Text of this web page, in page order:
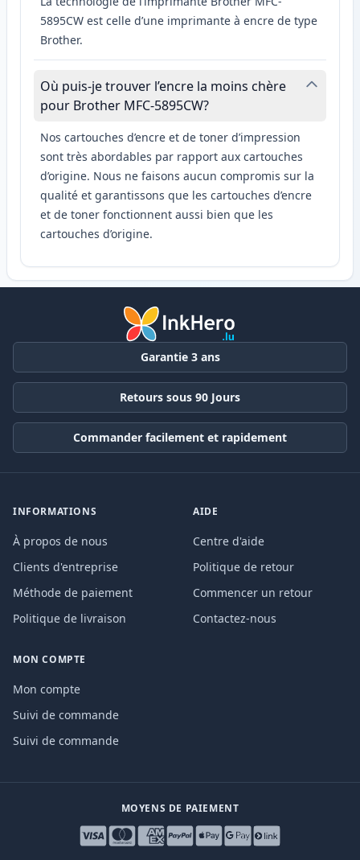
5895CW est celle d’une imprimante à encre de type
Brother.
Où puis-je trouver l’encre la moins chère
pour Brother MFC-5895CW?
Nos cartouches d’encre et de toner d’impression
sont très abordables par rapport aux cartouches
d’origine. Nous ne faisons aucun compromis sur la
qualité et garantissons que les cartouches d’encre
et de toner fonctionnent aussi bien que les
cartouches d’origine.
Garantie 3 ans
Retours sous 90 Jours
Commander facilement et rapidement
INFORMATIONS
À propos de nous
Clients d'entreprise
Méthode de paiement
Politique de livraison
AIDE
Centre d'aide
Politique de retour
Commencer un retour
Contactez-nous
MON COMPTE
Mon compte
Suivi de commande
Suivi de commande
MOYENS DE PAIEMENT